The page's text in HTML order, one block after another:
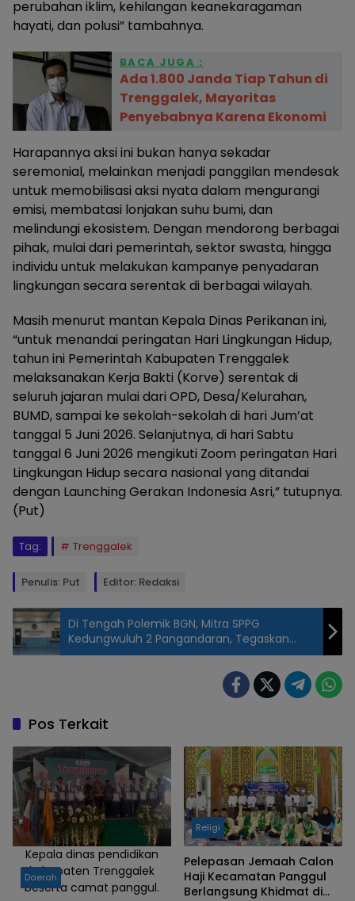
perubahan iklim, kehilangan keanekaragaman
hayati, dan polusi” tambahnya.
BACA JUGA :
Ada 1.800 Janda Tiap Tahun di
Trenggalek, Mayoritas
Penyebabnya Karena Ekonomi
Harapannya aksi ini bukan hanya sekadar
seremonial, melainkan menjadi panggilan mendesak
untuk memobilisasi aksi nyata dalam mengurangi
emisi, membatasi lonjakan suhu bumi, dan
melindungi ekosistem. Dengan mendorong berbagai
pihak, mulai dari pemerintah, sektor swasta, hingga
individu untuk melakukan kampanye penyadaran
lingkungan secara serentak di berbagai wilayah.
Masih menurut mantan Kepala Dinas Perikanan ini,
“untuk menandai peringatan Hari Lingkungan Hidup,
tahun ini Pemerintah Kabupaten Trenggalek
melaksanakan Kerja Bakti (Korve) serentak di
seluruh jajaran mulai dari OPD, Desa/Kelurahan,
BUMD, sampai ke sekolah-sekolah di hari Jum’at
tanggal 5 Juni 2026. Selanjutnya, di hari Sabtu
tanggal 6 Juni 2026 mengikuti Zoom peringatan Hari
Lingkungan Hidup secara nasional yang ditandai
dengan Launching Gerakan Indonesia Asri,” tutupnya.
(Put)
Tag: Trenggalek
Penulis: Put Editor: Redaksi
Trenggalek.
Di Tengah Polemik BGN, Mitra SPPG
Kedungwuluh 2 Pangandaran, Tegaskan
Tetap Komitmen Jalankan Program MBG
Pos Terkait
Kepala dinas pendidikan
kabupaten Trenggalek
beserta camat panggul.
Daerah
Religi
Pelepasan Jemaah Calon
Haji Kecamatan Panggul
Berlangsung Khidmat di